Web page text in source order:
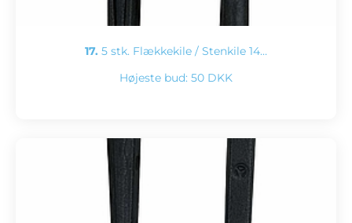
17. 5 stk. Flækkekile / Stenkile 14…
Højeste bud: 50 DKK